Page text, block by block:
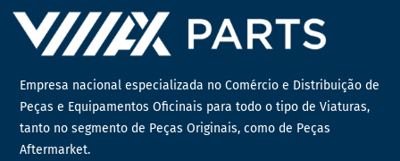
Empresa nacional especializada no Comércio e Distribuição de
Peças e Equipamentos Oficinais para todo o tipo de Viaturas,
tanto no segmento de Peças Originais, como de Peças
Aftermarket.